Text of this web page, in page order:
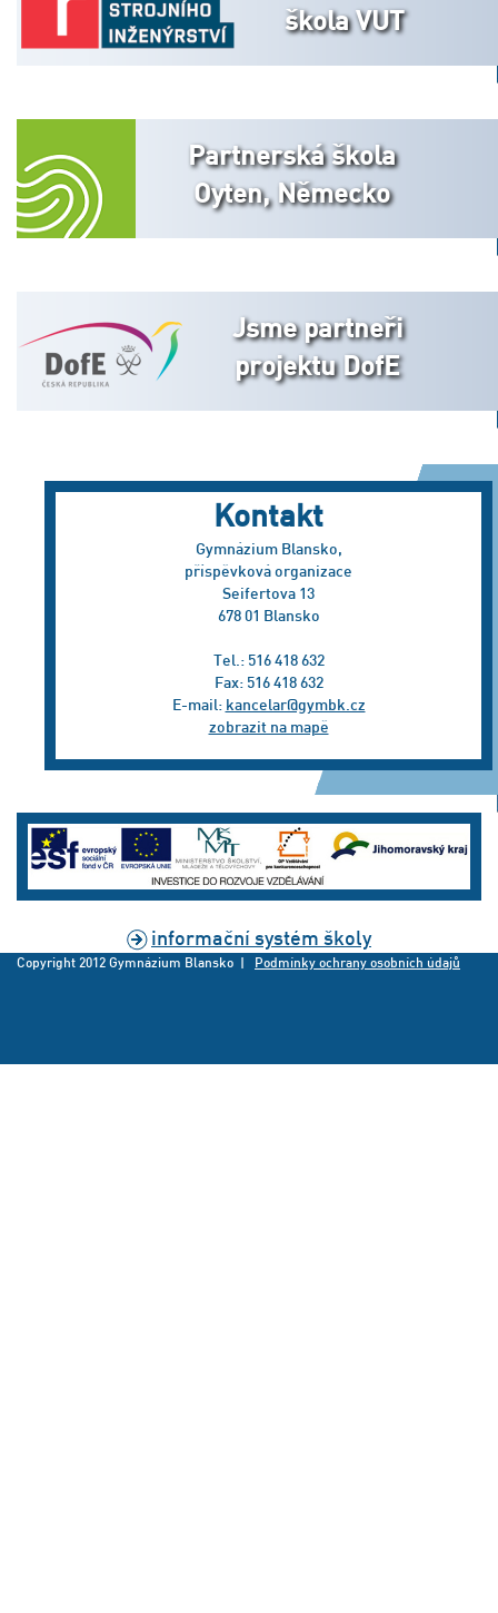
škola VUT
Partnerská škola
Oyten, Německo
Jsme partneři
projektu DofE
Kontakt
Gymnázium Blansko,
příspěvková organizace
Seifertova 13
678 01 Blansko
Tel.: 516 418 632
Fax: 516 418 632
E-mail: kancelar@gymbk.cz
zobrazit na mapě
informační systém školy
Copyright 2012 Gymnázium Blansko | Podmínky ochrany osobních údajů